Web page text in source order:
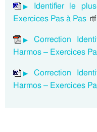
Identifier le
Exercices Pas à Pas rtf
Correction
Harmos – Exercices
Correction
Harmos – Exercices